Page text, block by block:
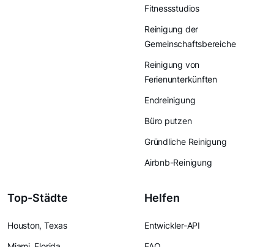
Fitnessstudios
Reinigung der
Gemeinschaftsbereiche
Reinigung von
Ferienunterkünften
Endreinigung
Büro putzen
Gründliche Reinigung
Airbnb-Reinigung
Top-Städte
Houston, Texas
Helfen
Entwickler-API